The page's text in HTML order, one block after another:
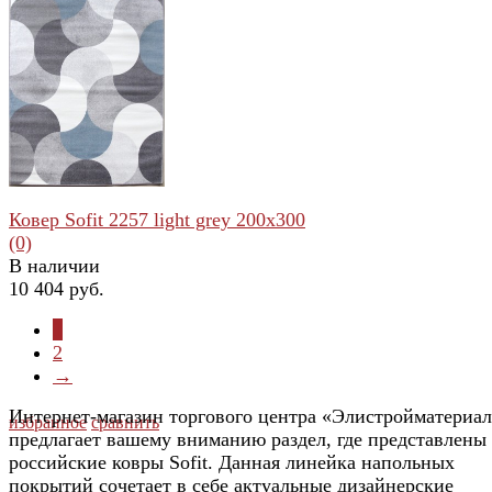
избранное сравнить
избранное сравнить
Ковер Sofit 2257 light grey 200x300
(0)
В наличии
10 404 руб.
2
→
Интернет-магазин торгового центра
предлагает вашему вниманию раздел, где представлены
российские ковры Sofit. Данная линейка напольных
покрытий сочетает в себе актуальные дизайнерские